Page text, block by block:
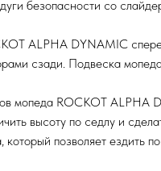
безопасности со
ALPHA DYNAMIC
сзади. Подвеска
мопеда ROCKOT ALPHA
высоту по седлу и
который позволяет ездить